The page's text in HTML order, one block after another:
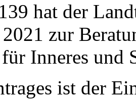
hat der
zur
für Inneres und
ist der